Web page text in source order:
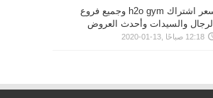
سعر اشتراك h2o gym وجميع فروع
الرجال والسيدات وأحدث العروض
12:18 صباحًا ,13-01-2020